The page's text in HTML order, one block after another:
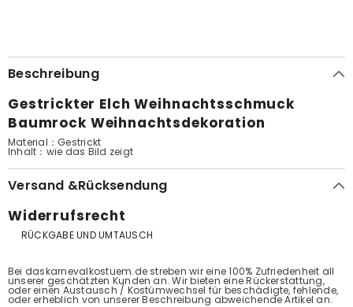
Beschreibung
Gestrickter Elch Weihnachtsschmuck
Baumrock Weihnachtsdekoration
Material：Gestrickt
Inhalt ：wie das Bild zeigt
Versand &Rücksendung
Widerrufsrecht
RÜCKGABE UND UMTAUSCH
Bei daskarnevalkostuem.de streben wir eine 100% Zufriedenheit all
unserer geschätzten Kunden an. Wir bieten eine Rückerstattung,
oder einen Austausch / Kostümwechsel für beschädigte, fehlende,
oder erheblich von unserer Beschreibung abweichende Artikel an.